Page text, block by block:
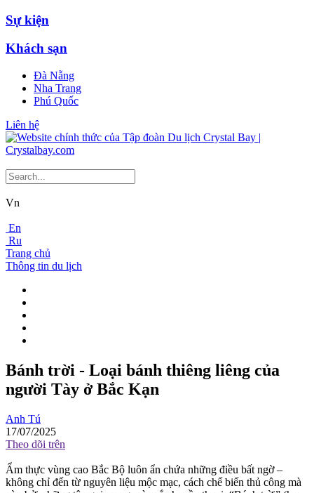
Sự kiện
Khách sạn
Đà Nẵng
Nha Trang
Phú Quốc
Liên hệ
Vn
En
Ru
Trang chủ
Thông tin du lịch
Bánh trời - Loại bánh thiêng liêng của
người Tày ở Bắc Kạn
Anh Tú
17/07/2025
Theo dõi trên
Ẩm thực vùng cao Bắc Bộ luôn ẩn chứa những điều bất ngờ –
không chỉ đến từ nguyên liệu mộc mạc, cách chế biến thủ công mà